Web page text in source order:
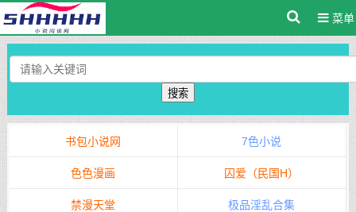
菜单
搜索
书包小说网 7色小说
色色漫画 囚爱（民国H）
禁漫天堂 极品淫乱合集